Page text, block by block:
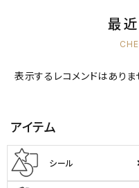
一期一会
INFORMATION
お知らせ
最
表示するレコメンドはありま
アイテム
シール